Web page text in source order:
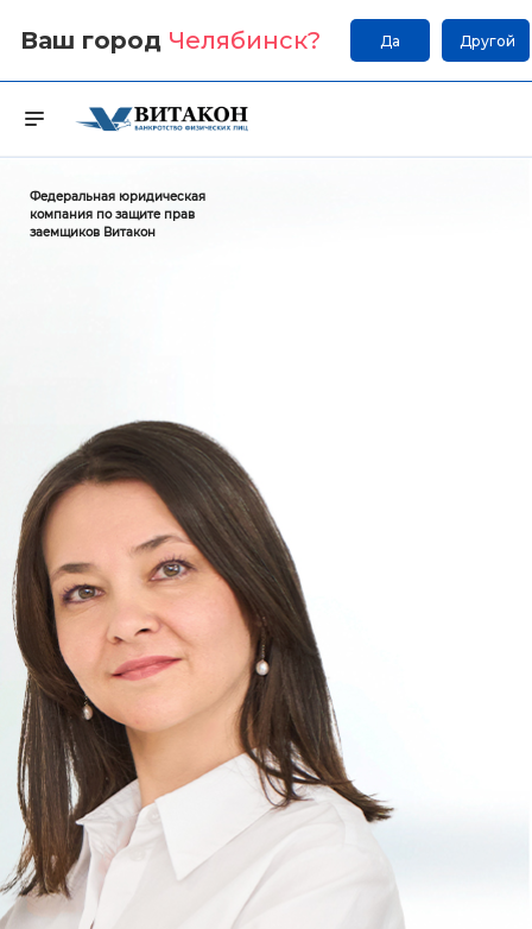
Ваш город Челябинск? Да Другой
Федеральная юридическая
компания по защите прав
заемщиков Витакон